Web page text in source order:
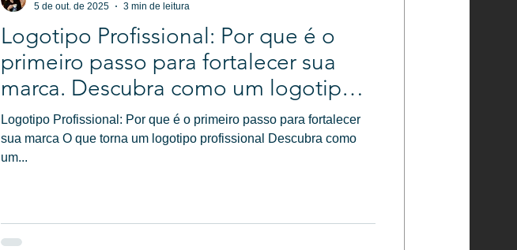
Logotipo Profissional: Por que é o
primeiro passo para fortalecer sua
marca. Descubra como um logotipo
profissional transmite credibilidade e
diferencia sua
Logotipo Profissional: Por que é o primeiro passo para fortalecer
sua marca O que torna um logotipo profissional Descubra como
um...
5 de out. de 2025
3 min de leitura